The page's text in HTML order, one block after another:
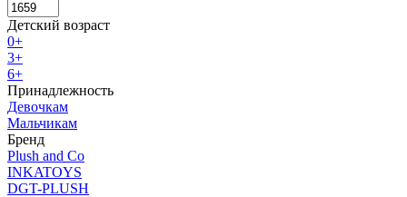
Детский возраст
0+
3+
6+
Принадлежность
Девочкам
Мальчикам
Бренд
Plush and Co
INKATOYS
DGT-PLUSH